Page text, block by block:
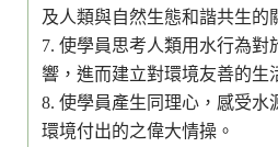
及人類與自然生態和諧共生的
7. 使學員思考人類用水行為對
響，進而建立對環境友善的生
8. 使學員產生同理心，感受水
環境付出的之偉大情操。